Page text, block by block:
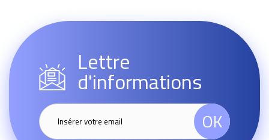
Lettre
d'informations
OK